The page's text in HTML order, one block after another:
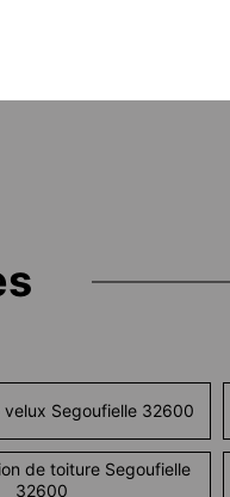
velux Segoufielle 32600
de toiture Segoufielle
32600